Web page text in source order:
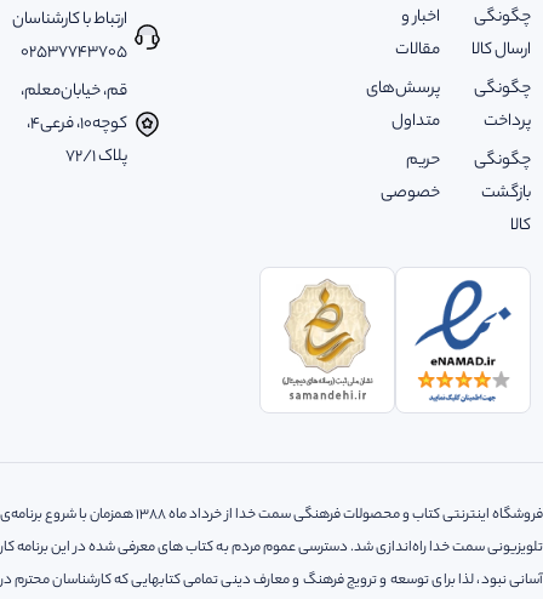
چگونگی
ارسال کالا
چگونگی
پرداخت
چگونگی
بازگشت
کالا
اخبار و
مقالات
پرسش‌های
متداول
حریم
خصوصی
ارتباط با کارشناسان
02537743705
قم، خیابان‌معلم،
کوچه‌10، فرعی‌4،
پلاک ‌72/1
فروشگاه اینترنتی کتاب و محصولات فرهنگی سمت خدا از خرداد ماه 1388 همزمان با شروع برنامه‌ی
تلویزیونی سمت خدا راه‌اندازی شد. دسترسی عموم مردم به کتاب های معرفی شده در این برنامه کار
آسانی نبود، لذا‌ برای توسعه و ترویج فرهنگ و معارف دینی تمامی کتابهایی که کارشناسان محترم در